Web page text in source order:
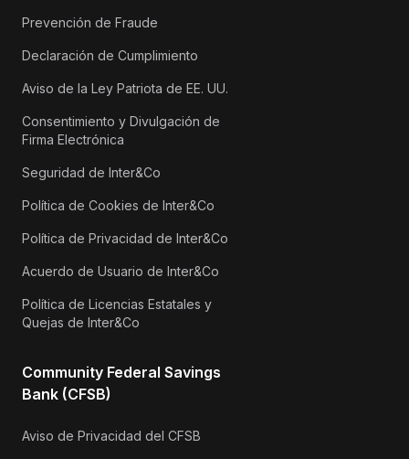
Prevención de Fraude
Declaración de Cumplimiento
Aviso de la Ley Patriota de EE. UU.
Consentimiento y Divulgación de
Firma Electrónica
Seguridad de Inter&Co
Política de Cookies de Inter&Co
Política de Privacidad de Inter&Co
Acuerdo de Usuario de Inter&Co
Política de Licencias Estatales y
Quejas de Inter&Co
Community Federal Savings
Bank (CFSB)
Aviso de Privacidad del CFSB